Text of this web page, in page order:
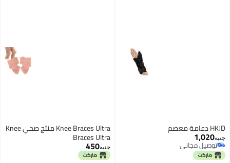
HKJD دعامة معصم
جنيه1,020
توصيل مجاني
توصيل مجاني
Knee Braces Ultra منتج صحي Knee
Braces Ultra
جنيه450